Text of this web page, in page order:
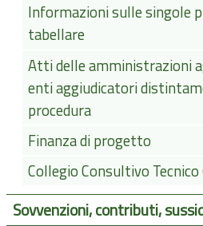
Informazioni sulle singole
tabellare
Atti delle amministrazioni
enti aggiudicatori
procedura
Finanza di progetto
Collegio Consultivo Tecnico
Sovvenzioni, contributi,